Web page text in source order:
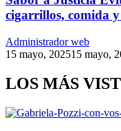
cigarrillos, comida
Administrador web
15 mayo, 202515 mayo,
LOS MÁS